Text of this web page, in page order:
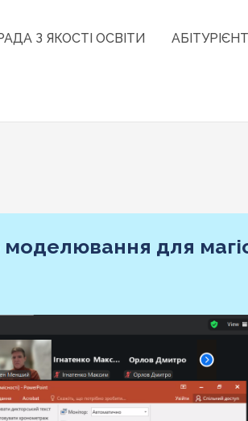
З ЯКОСТІ ОСВІТИ
моделювання для